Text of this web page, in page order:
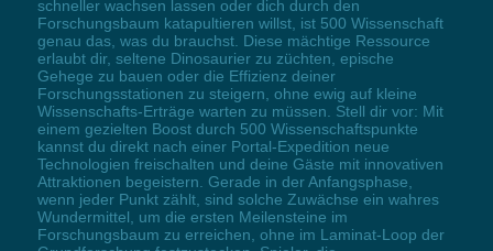
schneller wachsen lassen oder dich durch den
Forschungsbaum katapultieren willst, ist 500 Wissenschaft
genau das, was du brauchst. Diese mächtige Ressource
erlaubt dir, seltene Dinosaurier zu züchten, epische
Gehege zu bauen oder die Effizienz deiner
Forschungsstationen zu steigern, ohne ewig auf kleine
Wissenschafts-Erträge warten zu müssen. Stell dir vor: Mit
einem gezielten Boost durch 500 Wissenschaftspunkte
kannst du direkt nach einer Portal-Expedition neue
Technologien freischalten und deine Gäste mit innovativen
Attraktionen begeistern. Gerade in der Anfangsphase,
wenn jeder Punkt zählt, sind solche Zuwächse ein wahres
Wundermittel, um die ersten Meilensteine im
Forschungsbaum zu erreichen, ohne im Laminat-Loop der